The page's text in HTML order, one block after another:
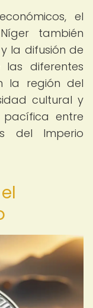
el
también
la difusión de
las diferentes
la región del
cultural y
pacífica entre
del Imperio